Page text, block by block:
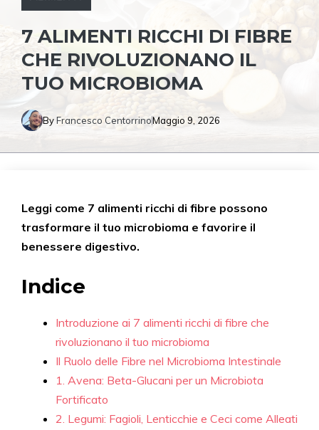
7 ALIMENTI RICCHI DI FIBRE
CHE RIVOLUZIONANO IL
TUO MICROBIOMA
ByFrancesco CentorrinoMaggio 9, 2026
Leggi come 7 alimenti ricchi di fibre possono
trasformare il tuo microbioma e favorire il
benessere digestivo.
Indice
Introduzione ai 7 alimenti ricchi di fibre che
rivoluzionano il tuo microbioma
Il Ruolo delle Fibre nel Microbioma Intestinale
1. Avena: Beta-Glucani per un Microbiota
Fortificato
2. Legumi: Fagioli, Lenticchie e Ceci come Alleati